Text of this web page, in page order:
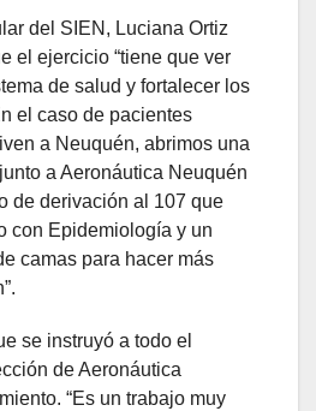
del SIEN, Luciana Ortiz
el ejercicio “tiene que ver
de salud y fortalecer los
el caso de pacientes
a Neuquén, abrimos una
a Aeronáutica Neuquén
de derivación al 107 que
con Epidemiología y un
camas para hacer más
se instruyó a todo el
de Aeronáutica
“Es un trabajo muy